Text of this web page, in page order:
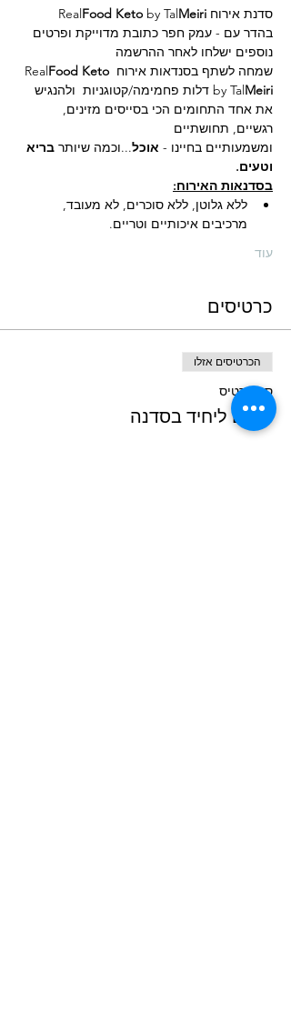
סדנת אירוח Real Food Keto by TalMeiri
בהדר עם - עמק חפר כתובת מדוייקת ופרטים
נוספים ישלחו לאחר ההרשמה
שמחה לשתף בסנדאות אירוח Real Food Keto
by TalMeiri
דלות פחמימה/קטוגניות  ולהנגיש
את אחד התחומים הכי בסייסים מזינים,
רגשיים, תחושתיים
ומשמעותיים בחיינו - אוכל...וכמה שיותר בריא
וטעים.
בסדנאות האירוח:
ללא גלוטן, ללא סוכרים, לא מעובד,
מרכיבים איכותיים וטריים.
עוד
כרטיסים
הכרטיסים אזלו
סוג כרטיס
מקום ליחיד בסדנה